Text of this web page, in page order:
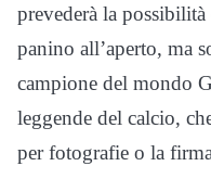
prevederà la
panino all’aperto, ma
campione del mondo
leggende del calcio,
per fotografie o la